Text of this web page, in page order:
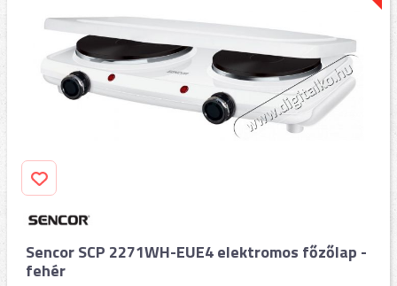
Sencor SCP 2271WH-EUE4 elektromos főzőlap -
fehér